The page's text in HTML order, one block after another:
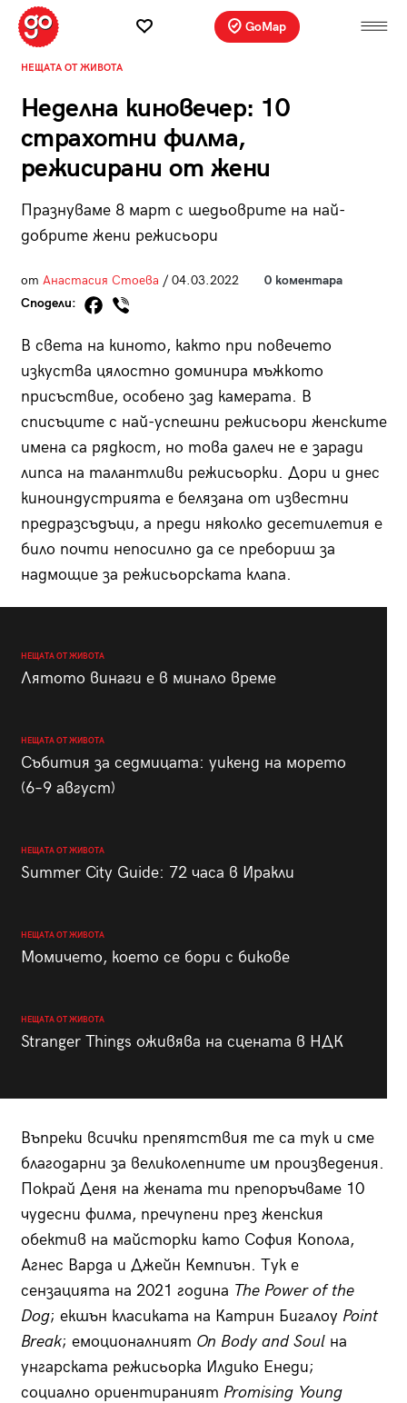
GoMap
НЕЩАТА ОТ ЖИВОТА
Неделна киновечер: 10
страхотни филма,
режисирани от жени
Празнуваме 8 март с шедьоврите на най-
добрите жени режисьори
от Анастасия Стоева / 04.03.2022
0 коментара
Сподели:
В света на киното, както при повечето
изкуства цялостно доминира мъжкото
присъствие, особено зад камерата. В
списъците с най-успешни режисьори женските
имена са рядкост, но това далеч не е заради
липса на талантливи режисьорки. Дори и днес
киноиндустрията е белязана от известни
предразсъдъци, а преди няколко десетилетия е
било почти непосилно да се пребориш за
надмощие за режисьорската клапа.
НЕЩАТА ОТ ЖИВОТА
Лятото винаги е в минало време
НЕЩАТА ОТ ЖИВОТА
Събития за седмицата: уикенд на морето
(6–9 август)
НЕЩАТА ОТ ЖИВОТА
Summer City Guide: 72 часа в Иракли
НЕЩАТА ОТ ЖИВОТА
Момичето, което се бори с бикове
НЕЩАТА ОТ ЖИВОТА
Stranger Things оживява на сцената в НДК
Въпреки всички препятствия те са тук и сме
благодарни за великолепните им произведения.
Покрай Деня на жената ти препоръчваме 10
чудесни филма, пречупени през женския
обектив на майсторки като София Копола,
Агнес Варда и Джейн Кемпиън. Тук е
сензацията на 2021 година The Power of the
Dog; екшън класиката на Катрин Бигалоу Point
Break; емоционалният On Body and Soulна
унгарската режисьорка Илдико Енеди;
социално ориентираният Promising Young